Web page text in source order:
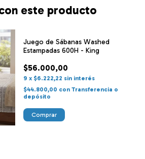
este producto
Juego de Sábanas Washed
Estampadas 600H - King
$56.000,00
9 x $6.222,22 sin interés
$44.800,00 con Transferencia o
depósito
Comprar